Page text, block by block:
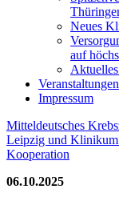
Neues
auf
Veranstaltungen
Impressum
Mitteldeutsches
Leipzig und Klinikum
Kooperation
06.10.2025